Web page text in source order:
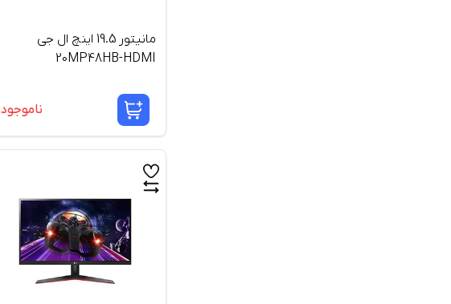
مانیتور 19.5 اینچ ال جی
20MP48HB-HDMI
ناموجود